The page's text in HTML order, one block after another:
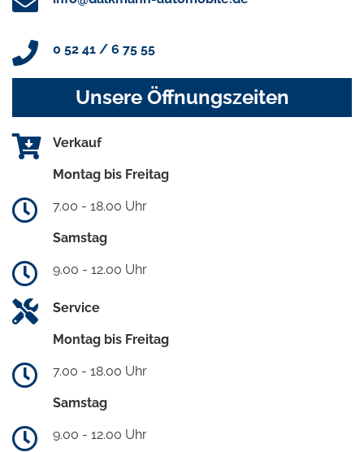
0 52 41 / 6 75 55
Unsere Öffnungszeiten
Verkauf
Montag bis Freitag
7.00 - 18.00 Uhr
Samstag
9.00 - 12.00 Uhr
Service
Montag bis Freitag
7.00 - 18.00 Uhr
Samstag
9.00 - 12.00 Uhr